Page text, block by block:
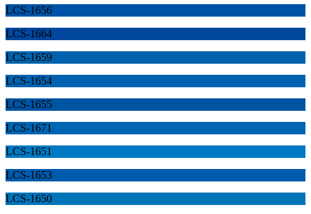
LCS-1656
LCS-1664
LCS-1659
LCS-1654
LCS-1655
LCS-1671
LCS-1651
LCS-1653
LCS-1650